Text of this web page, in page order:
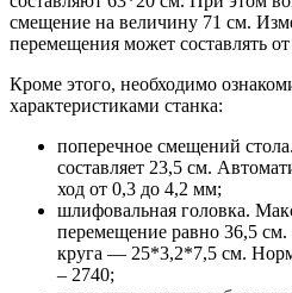
смещение на величину 71 см.
перемещения может составлять
Кроме этого, необходимо
характеристиками станка:
поперечное смещений
составляет 23,5 см.
ход от 0,3 до 4,2 мм;
шлифовальная головка.
перемещение равно 36,5
круга — 25*3,2*7,5 см.
– 2740;